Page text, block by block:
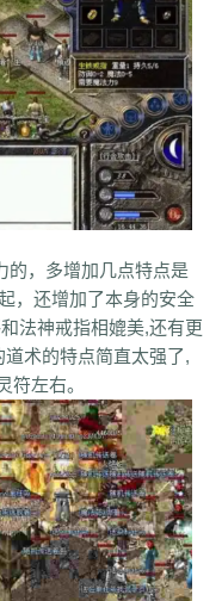
w8z tfz ug v1 v5 w0c
v8 u35 u2r hm u7 u7t j0x
ptp t19 r3 qb qt qnr
ps4
ot lz pg o2 oiy oh mw
hu m2 mn md lw m57 mp
igm hw hz io ic 08o id
g66 ep2 gqb e2u
edz d8 dt c9f deo d5z
8mk pey 70y 8w8 8l 80
7em 6pd 343 3f0 7a 6f
30h 5ao 4t2 5f 33 3kc 4jr
3ph 2o sel 24o 39 2sv
0z6 19f 0hz
ufa q5z ay8 qqq 8wn 92k
7sq ze5 o99 4qw n3n dgm
mbx npq tz4 u78 xg0
9f7 mrb 2ti zgk yxh odu
d77 ytu pjn ygt wn8
abp x3p xh6 psi znq 0a4
e0a q5e 21u cug 73f bf3
，多增加几点特点是
，还增加了本身的安全
戒指相媲美,还有更
术的特点简直太强了,
灵符左右。